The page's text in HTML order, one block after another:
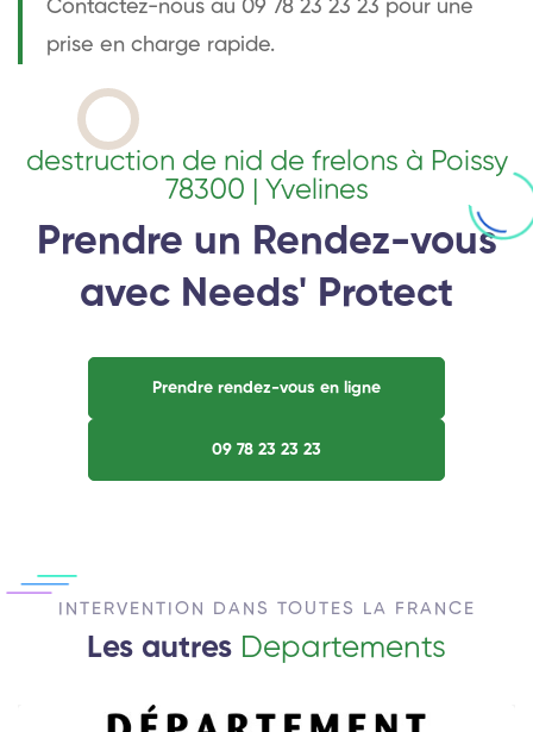
Contactez-nous au 09 78 23 23 23 pour une
prise en charge rapide.
destruction de nid de frelons à Poissy
78300 | Yvelines
Prendre un Rendez-vous
avec Needs' Protect
Prendre rendez-vous en ligne
09 78 23 23 23
INTERVENTION DANS TOUTES LA FRANCE
Les autres Departements